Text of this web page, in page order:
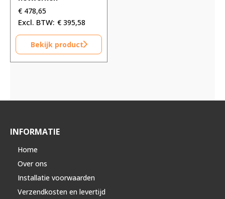
€ 478,65
€ 395,58
Bekijk product
INFORMATIE
Home
Over ons
Installatie voorwaarden
Verzendkosten en levertijd